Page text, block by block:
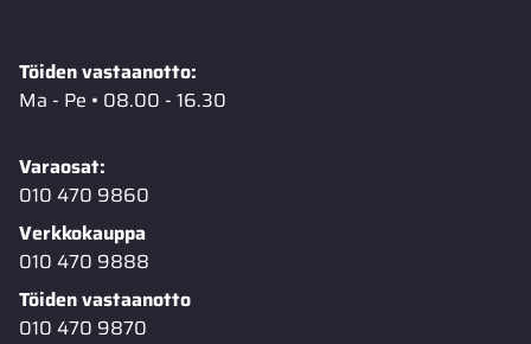
Töiden vastaanotto:
Ma - Pe • 08.00 - 16.30
Varaosat:
010 470 9860
Verkkokauppa
010 470 9888
Töiden vastaanotto
010 470 9870